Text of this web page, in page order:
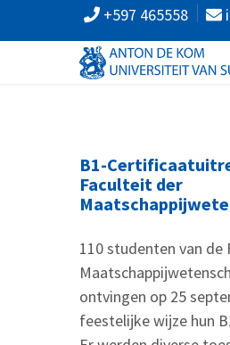
+597 465558
B1-
Faculteitder
110 studenten van de
ontvingen op 25
feestelijke wijze hun